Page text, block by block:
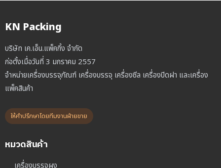
KN Packing
บริษัท เค.เอ็น.แพ็คกิ้ง จำกัด
ก่อตั้งเมื่อวันที่ 3 มกราคม 2557
จำหน่ายเครื่องบรรจุภัณฑ์ เครื่องบรรจุ เครื่องซีล เครื่องปิดฝา และเครื่อง
แพ็คสินค้า
ให้คำปรึกษาโดยทีมงานฝ่ายขาย
หมวดสินค้า
เครื่องบรรจุผง